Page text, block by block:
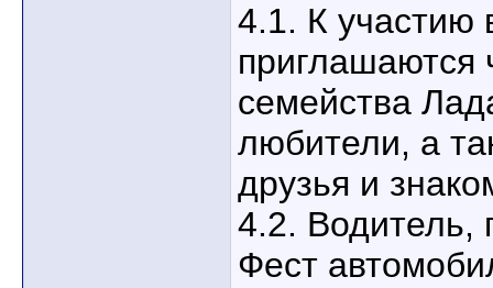
4.1. К участию
приглашаются
семейства
любители, а
друзья и
4.2. Водитель,
Фест